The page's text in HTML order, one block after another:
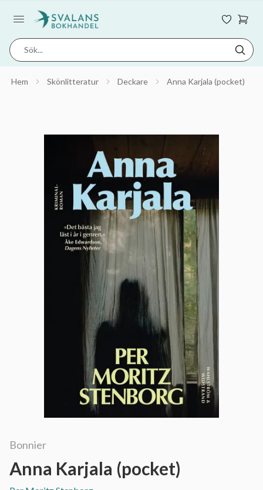
Hem Skönlitteratur Deckare Anna Karjala (pocket)
Bonnier
Anna Karjala (pocket)